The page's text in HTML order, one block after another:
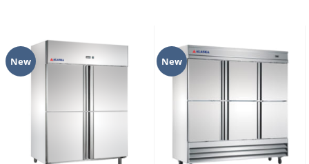
New New